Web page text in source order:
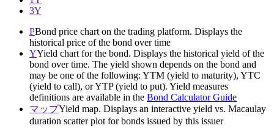
3Y
PBond price chart on the trading platform. Displays the
historical price of the bond over time
YYield chart for the bond. Displays the historical yield of the
bond over time. The yield shown depends on the bond and
may be one of the following: YTM (yield to maturity), YTC
(yield to call), or YTP (yield to put). Yield measures
definitions are available in the Bond Calculator Guide
マップYield map. Displays an interactive yield vs. Macaulay
duration scatter plot for bonds issued by this issuer